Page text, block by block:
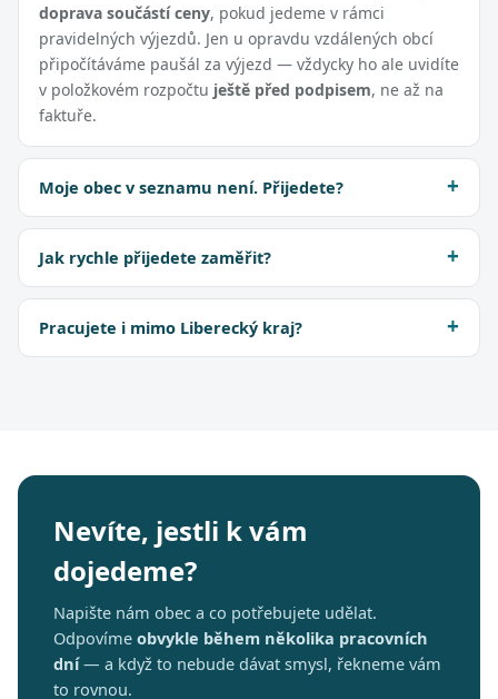
doprava součástí ceny, pokud jedeme v rámci
pravidelných výjezdů. Jen u opravdu vzdálených obcí
připočítáváme paušál za výjezd — vždycky ho ale uvidíte
v položkovém rozpočtu ještě před podpisem, ne až na
faktuře.
Moje obec v seznamu není. Přijedete?
Jak rychle přijedete zaměřit?
Pracujete i mimo Liberecký kraj?
Nevíte, jestli k vám
dojedeme?
Napište nám obec a co potřebujete udělat.
Odpovíme obvykle během několika pracovních
dní— a když to nebude dávat smysl, řekneme vám
to rovnou.